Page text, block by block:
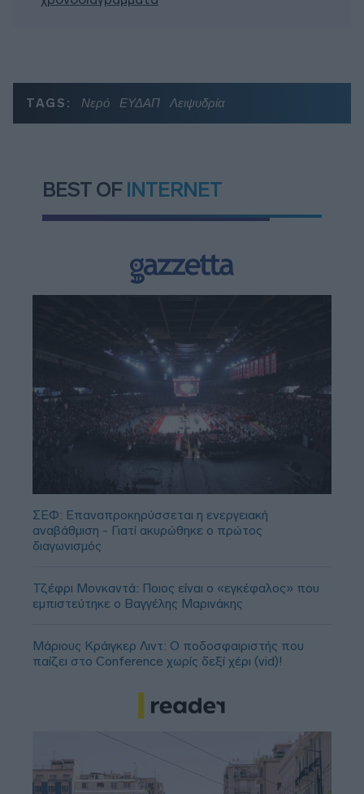
TAGS: Νερό ΕΥΔΑΠ Λειψυδρία
BEST OF INTERNET
ΣΕΦ: Επαναπροκηρύσσεται η ενεργειακή
αναβάθμιση - Γιατί ακυρώθηκε ο πρώτος
διαγωνισμός
Τζέφρι Μονκαντά: Ποιος είναι ο «εγκέφαλος» που
εμπιστεύτηκε ο Βαγγέλης Μαρινάκης
Μάριους Κράιγκερ Λιντ: Ο ποδοσφαιριστής που
παίζει στο Conference χωρίς δεξί χέρι (vid)!